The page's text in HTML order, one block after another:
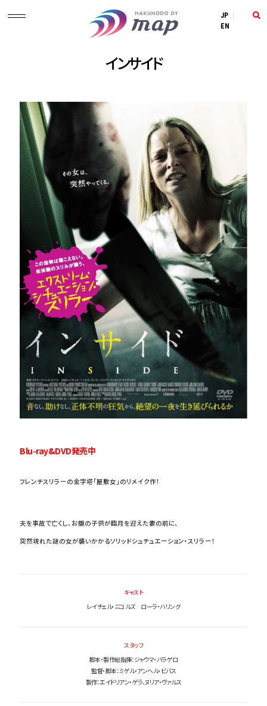
JP
EN
インサイド
Blu-ray&DVD発売中
フレンチスリラーの金字塔「屋敷女」のリメイク作！
夫を事故で亡くし、お腹の子供が臨月を迎えた妻の前に、
突然現れた謎の女が襲いかかるソリッドシュチュエーション・スリラー！
キャスト
レイチェル・ニコルズ ローラ・ハリング
スタッフ
脚本・製作総指揮：ジャウマ・バラゲロ
監督・脚本：ミゲル・アンヘル・ビバス
製作：エイドリアン・ゲラ、ヌリア・ヴァルス